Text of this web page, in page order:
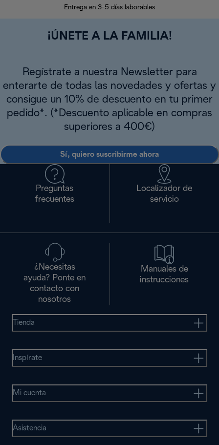
Entrega en 3-5 días laborables
¡ÚNETE A LA FAMILIA!
Regístrate a nuestra Newsletter para
enterarte de todas las novedades y ofertas y
consigue un 10% de descuento en tu primer
pedido*. (*Descuento aplicable en compras
superiores a 400€)
Sí, quiero suscribirme ahora
Preguntas
frecuentes
Localizador de
servicio
¿Necesitas
ayuda? Ponte en
contacto con
nosotros
Manuales de
instrucciones
Tienda
Inspírate
Mi cuenta
Asistencia